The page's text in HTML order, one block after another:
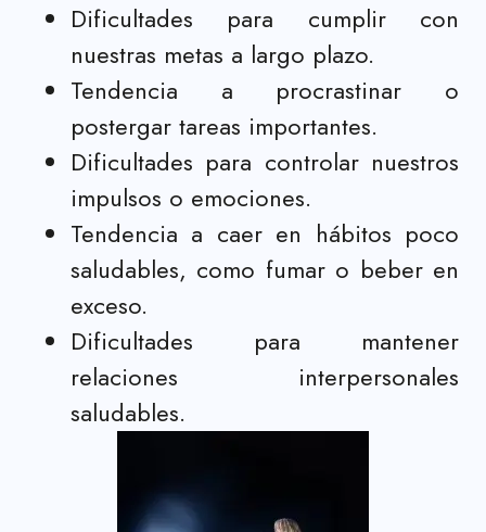
Dificultades para cumplir con
nuestras metas a largo plazo.
Tendencia a procrastinar o
postergar tareas importantes.
Dificultades para controlar nuestros
impulsos o emociones.
Tendencia a caer en hábitos poco
saludables, como fumar o beber en
exceso.
Dificultades para mantener
relaciones interpersonales
saludables.